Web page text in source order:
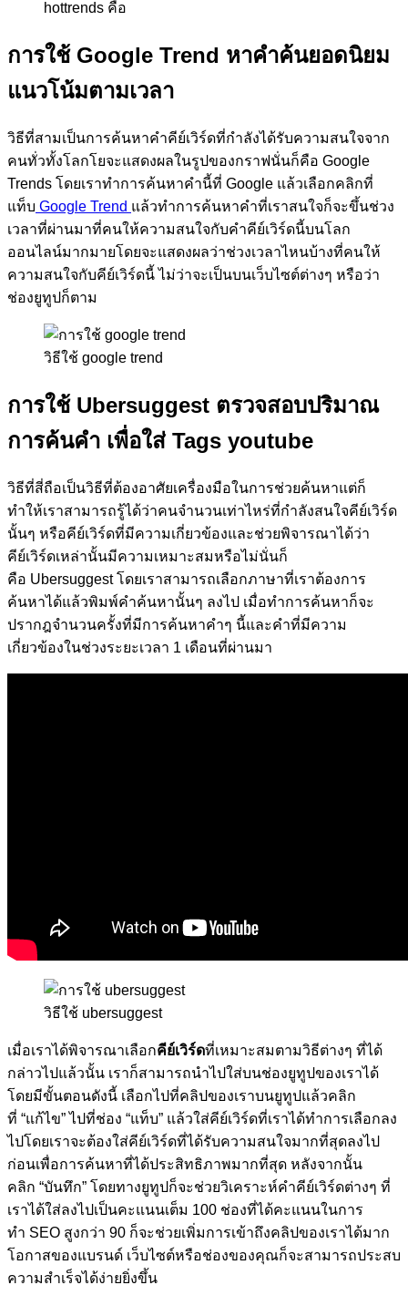
hottrends คือ
การใช้Google Trend หาคำค้นยอดนิยม
แนวโน้มตามเวลา
วิธีที่สามเป็นการค้นหาคำคีย์เวิร์ดที่กำลังได้รับความสนใจจาก
คนทั่วทั้งโลกโยจะแสดงผลในรูปของกราฟนั่นก็คือ Google
Trends โดยเราทำการค้นหาคำนี้ที่ Google แล้วเลือกคลิกที่
แท็บ Google Trend แล้วทำการค้นหาคำที่เราสนใจก็จะขึ้นช่วง
เวลาที่ผ่านมาที่คนให้ความสนใจกับคำคีย์เวิร์ดนี้บนโลก
ออนไลน์มากมายโดยจะแสดงผลว่าช่วงเวลาไหนบ้างที่คนให้
ความสนใจกับคีย์เวิร์ดนี้ ไม่ว่าจะเป็นบนเว็บไซต์ต่างๆ หรือว่า
ช่องยูทูปก็ตาม
วิธีใช้ google trend
การใช้Ubersuggest ตรวจสอบปริมาณ
การค้นคำ เพื่อใส่Tags youtube
วิธีที่สี่ถือเป็นวิธีที่ต้องอาศัยเครื่องมือในการช่วยค้นหาแต่ก็
ทำให้เราสามารถรู้ได้ว่าคนจำนวนเท่าไหร่ที่กำลังสนใจคีย์เวิร์ด
นั้นๆ หรือคีย์เวิร์ดที่มีความเกี่ยวข้องและช่วยพิจารณาได้ว่า
คีย์เวิร์ดเหล่านั้นมีความเหมาะสมหรือไม่นั่นก็
คือ Ubersuggestโดยเราสามารถเลือกภาษาที่เราต้องการ
ค้นหาได้แล้วพิมพ์คำค้นหานั้นๆ ลงไป เมื่อทำการค้นหาก็จะ
ปรากฎจำนวนครั้งที่มีการค้นหาคำๆ นี้และคำที่มีความ
เกี่ยวข้องในช่วงระยะเวลา 1 เดือนที่ผ่านมา
วิธีใช้ ubersuggest
เมื่อเราได้พิจารณาเลือกคีย์เวิร์ดที่เหมาะสมตามวิธีต่างๆ ที่ได้
กล่าวไปแล้วนั้น เราก็สามารถนำไปใส่บนช่องยูทูปของเราได้
โดยมีขั้นตอนดังนี้ เลือกไปที่คลิปของเราบนยูทูปแล้วคลิก
ที่ “แก้ไข”ไปที่ช่อง “แท็บ” แล้วใส่คีย์เวิร์ดที่เราได้ทำการเลือกลง
ไปโดยเราจะต้องใส่คีย์เวิร์ดที่ได้รับความสนใจมากที่สุดลงไป
ก่อนเพื่อการค้นหาที่ได้ประสิทธิภาพมากที่สุด หลังจากนั้น
คลิก “บันทึก” โดยทางยูทูปก็จะช่วยวิเคราะห์คำคีย์เวิร์ดต่างๆ ที่
เราได้ใส่ลงไปเป็นคะแนนเต็ม 100 ช่องที่ได้คะแนนในการ
ทำ SEO สูงกว่า 90 ก็จะช่วยเพิ่มการเข้าถึงคลิปของเราได้มาก
โอกาสของแบรนด์ เว็บไซต์หรือช่องของคุณก็จะสามารถประสบ
ความสำเร็จได้ง่ายยิ่งขึ้น